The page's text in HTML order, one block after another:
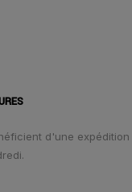
d'une expédition